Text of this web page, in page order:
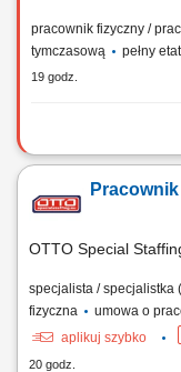
pracownik fizyczny /
tymczasową
pełny etat
19 godz.
Opis stanowiska
dostępnych narzędzi
przygotowywanie
OTTO Special
specjalista / specjalistka
fizyczna
umowa o
aplikuj szybko
20 godz.